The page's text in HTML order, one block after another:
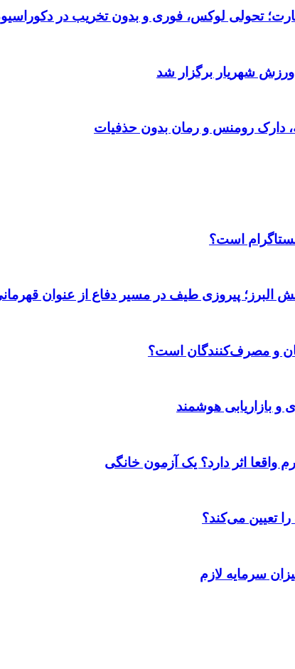
تحولی لوکس، فوری و بدون تخریب در
ورزش شهریار برگزار شد
است؟
البرز؛ پیروزی طیف در مسیر دفاع از عنوان
و مصرف‌کنندگان است؟
تعیین می‌کند؟
سرمایه لازم